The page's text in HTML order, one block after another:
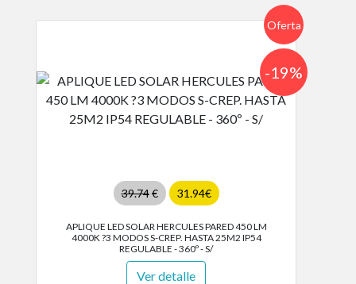
Oferta
39.74€ 31.94€
-19%
APLIQUE LED SOLAR HERCULES PARED 450 LM
4000K ?3 MODOS S-CREP. HASTA 25M2 IP54
REGULABLE - 360º - S/
Ver detalle